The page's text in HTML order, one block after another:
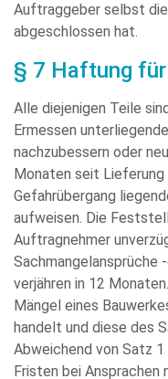
Auftraggeber selbst
abgeschlossen hat.
§ 7 Haftung
Alle diejenigen Teile
Ermessen
nachzubessern oder
Monaten seit
Gefahrübergang
aufweisen. Die
Auftragnehmer
Sachmangelansprüche
verjähren in 12
Mängel eines
handelt und diese des
Abweichend von Satz
Fristen bei